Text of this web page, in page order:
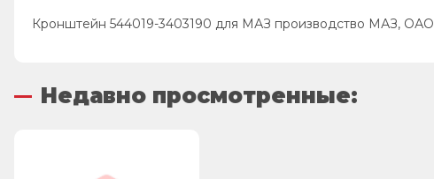
Кронштейн 544019-3403190 для МАЗ производство МАЗ, ОАО
Недавно просмотренные: